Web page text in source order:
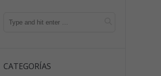
CATEGORÍAS